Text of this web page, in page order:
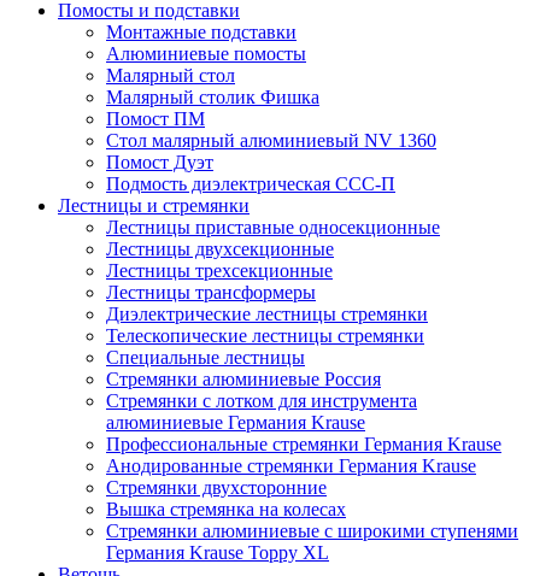
Помосты и подставки
Монтажные подставки
Алюминиевые помосты
Малярный стол
Малярный столик Фишка
Помост ПМ
Стол малярный алюминиевый NV 1360
Помост Дуэт
Подмость диэлектрическая ССС-П
Лестницы и стремянки
Лестницы приставные односекционные
Лестницы двухсекционные
Лестницы трехсекционные
Лестницы трансформеры
Диэлектрические лестницы стремянки
Телескопические лестницы стремянки
Специальные лестницы
Стремянки алюминиевые Россия
Стремянки c лотком для инструмента
алюминиевые Германия Krause
Профессиональные стремянки Германия Krause
Анодированные стремянки Германия Krause
Стремянки двухсторонние
Вышка стремянка на колесах
Стремянки алюминиевые c широкими ступенями
Германия Krause Toppy XL